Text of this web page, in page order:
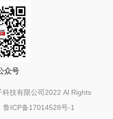
众号
技有限公司2022 Al Rights
鲁ICP备17014528号-1